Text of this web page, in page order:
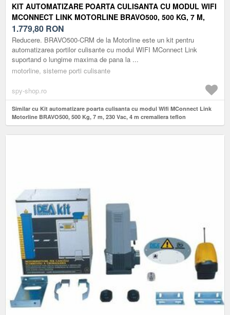
KIT AUTOMATIZARE POARTA CULISANTA CU MODUL WIFI
MCONNECT LINK MOTORLINE BRAVO500, 500 KG, 7 M,
230 VAC, 4 M CREMALIERA TEFLON
1.779,80 RON
Reducere. BRAVO500-CRM de la Motorline este un kit pentru
automatizarea portilor culisante cu modul WIFI MConnect Link
suportand o lungime maxima de pana la ...
motorline, sisteme porti culisante
spy-shop.ro
Similar cu Kit automatizare poarta culisanta cu modul Wifi MConnect Link
Motorline BRAVO500, 500 Kg, 7 m, 230 Vac, 4 m cremaliera teflon